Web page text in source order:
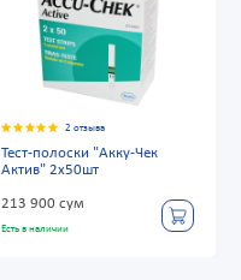
2 отзыва
Тест-полоски "Акку-Чек
Актив" 2х50шт
213 900 сум
Есть в наличии